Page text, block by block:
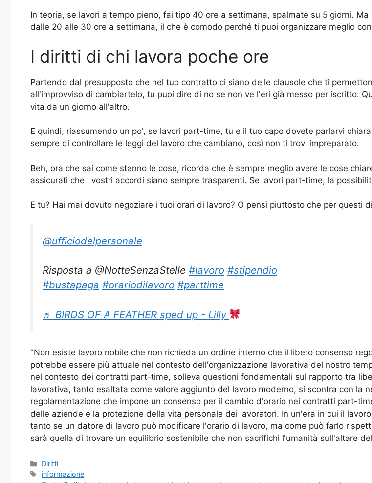
In teoria, se lavori a tempo pieno, fai tipo 40 ore a settimana, spalmate su 5 giorni.
dalle 20 alle 30 ore a settimana, il che è comodo perché ti puoi organizzare meglio
I diritti di chi lavora poche ore
Partendo dal presupposto che nel tuo contratto ci siano delle clausole che ti
all'improvviso di cambiartelo, tu puoi dire di no se non ve l'eri già messo per iscritto.
vita da un giorno all'altro.
E quindi, riassumendo un po', se lavori part-time, tu e il tuo capo dovete parlarvi
sempre di controllare le leggi del lavoro che cambiano, così non ti trovi impreparato.
Beh, ora che sai come stanno le cose, ricorda che è sempre meglio avere le cose
assicurati che i vostri accordi siano sempre trasparenti. Se lavori part-time, la
E tu? Hai mai dovuto negoziare i tuoi orari di lavoro? O pensi piuttosto che per questi
@ufficiodelpersonale
Risposta a @NotteSenzaStelle #lavoro #stipendio
#bustapaga #orariodilavoro #parttime
♬ BIRDS OF A FEATHER sped up - Lilly
"Non esiste lavoro nobile che non richieda un ordine interno che il libero consenso
potrebbe essere più attuale nel contesto dell'organizzazione lavorativa del nostro
nel contesto dei contratti part-time, solleva questioni fondamentali sul rapporto tra
lavorativa, tanto esaltata come valore aggiunto del lavoro moderno, si scontra con la
regolamentazione che impone un consenso per il cambio d'orario nei contratti part-
delle aziende e la protezione della vita personale dei lavoratori. In un'era in cui il
tanto se un datore di lavoro può modificare l'orario di lavoro, ma come può farlo
sarà quella di trovare un equilibrio sostenibile che non sacrifichi l'umanità sull'altare
Categorie
Diritti
Tag
informazione